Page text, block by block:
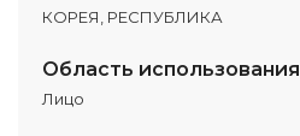
КОРЕЯ, РЕСПУБЛИКА
Область использования
Лицо